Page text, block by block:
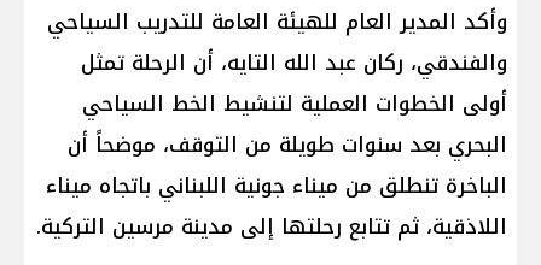
وأكد المدير العام للهيئة العامة للتدريب السياحي
والفندقي، ركان عبد الله التايه، أن الرحلة تمثل
أولى الخطوات العملية لتنشيط الخط السياحي
البحري بعد سنوات طويلة من التوقف، موضحاً أن
الباخرة تنطلق من ميناء جونية اللبناني باتجاه ميناء
اللاذقية، ثم تتابع رحلتها إلى مدينة مرسين التركية.